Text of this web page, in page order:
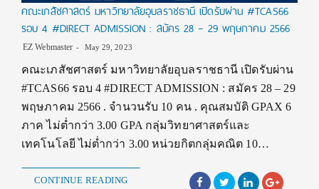
คณะเภสัชศาสตร์ มหาวิทยาลัยอุบลราชธานี เปิดรับผ่าน #TCAS66
รอบ 4 #DIRECT ADMISSION : สมัคร 28 – 29 พฤษภาคม 2566
EZ Webmaster May 29, 2023
คณะเภสัชศาสตร์ มหาวิทยาลัยอุบลราชธานี เปิดรับผ่าน
#TCAS66 รอบ 4 #DIRECT ADMISSION : สมัคร 28 – 29
พฤษภาคม 2566 . จำนวนรับ 10 คน . คุณสมบัติ GPAX 6
ภาค ไม่ต่ำกว่า 3.00 GPA กลุ่มวิทยาศาสตร์และ
เทคโนโลยี ไม่ต่ำกว่า 3.00 หน่วยกิตกลุ่มคณิต 10…
CONTINUE READING